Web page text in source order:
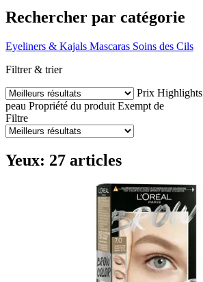
Rechercher par catégorie
Eyeliners & Kajals Mascaras Soins des Cils
Filtrer & trier
Prix Highlights
peau Propriété du produit Exempt de
Filtre
Yeux: 27 articles